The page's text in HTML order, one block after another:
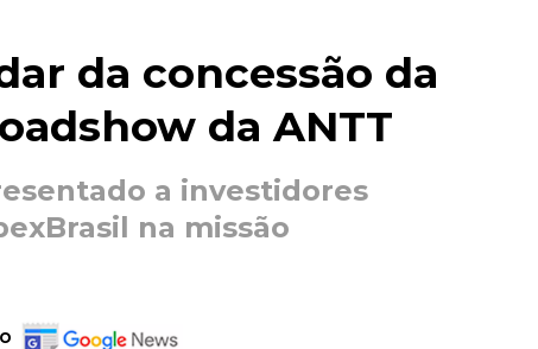
da concessão da
da ANTT
a investidores
na missão